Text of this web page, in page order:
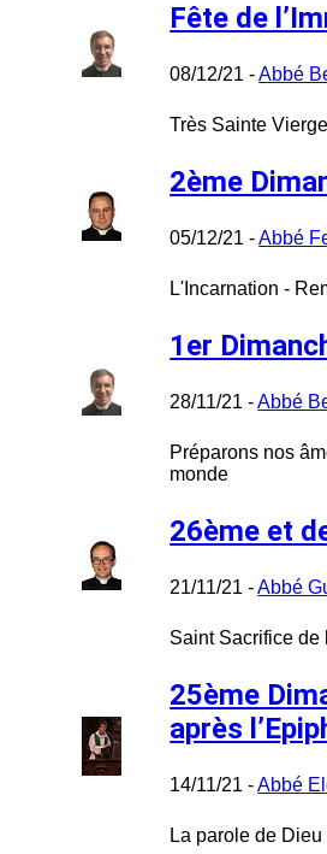
Fête de
08/12/21 -Abbé
Très Sainte
2ème
05/12/21 -Abbé
L'Incarnation -
1er
28/11/21 -Abbé
Préparons nos
monde
26ème et
21/11/21 -Abbé
Saint Sacrifice de
25ème
après
14/11/21 -Abbé
La parole de